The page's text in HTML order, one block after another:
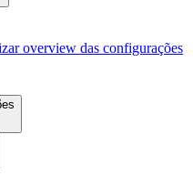
overview das configurações